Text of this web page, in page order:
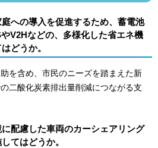
への導入を促進するため、蓄電池
V2Hなどの、多様化した省エネ機
どうか。
を含め、市民のニーズを踏まえた新
二酸化炭素排出量削減につながる支
配慮した車両のカーシェアリング
てはどうか。